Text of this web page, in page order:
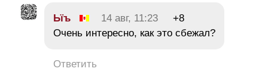
Ьїъ 14 авг, 11:23
+8
Очень интересно, как это сбежал?
Ответить